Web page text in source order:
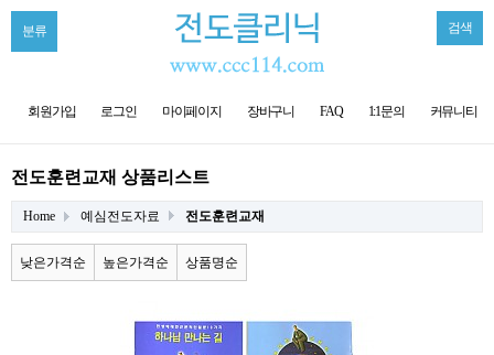
분류 검색
회원가입 로그인 마이페이지 장바구니 FAQ 1:1문의 커뮤니티
전도훈련교재 상품리스트
Home 예심전도자료 전도훈련교재
낮은가격순 높은가격순 상품명순